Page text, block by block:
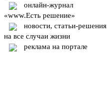
онлайн-журнал
«www.Есть решение»
новости, статьи-решения
на все случаи жизни
реклама на портале